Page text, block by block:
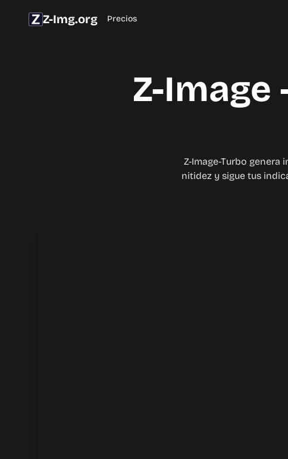
Z-Img.org Precios
Z-Image
Z-Image-Turbo
nitidez y sigue tus